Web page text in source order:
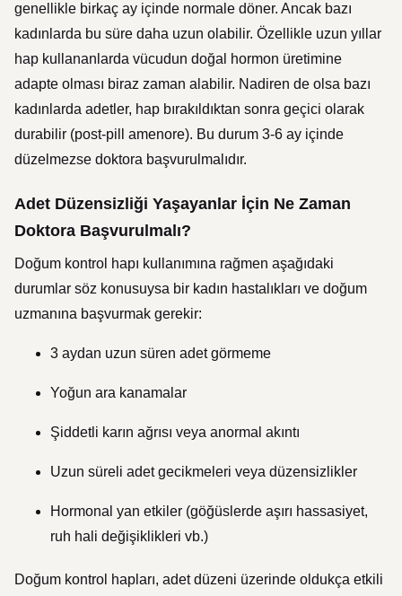
genellikle birkaç ay içinde normale döner. Ancak bazı
kadınlarda bu süre daha uzun olabilir. Özellikle uzun yıllar
hap kullananlarda vücudun doğal hormon üretimine
adapte olması biraz zaman alabilir. Nadiren de olsa bazı
kadınlarda adetler, hap bırakıldıktan sonra geçici olarak
durabilir (post-pill amenore). Bu durum 3-6 ay içinde
düzelmezse doktora başvurulmalıdır.
Adet Düzensizliği Yaşayanlar İçin Ne Zaman
Doktora Başvurulmalı?
Doğum kontrol hapı kullanımına rağmen aşağıdaki
durumlar söz konusuysa bir kadın hastalıkları ve doğum
uzmanına başvurmak gerekir:
3 aydan uzun süren adet görmeme
Yoğun ara kanamalar
Şiddetli karın ağrısı veya anormal akıntı
Uzun süreli adet gecikmeleri veya düzensizlikler
Hormonal yan etkiler (göğüslerde aşırı hassasiyet,
ruh hali değişiklikleri vb.)
Doğum kontrol hapları, adet düzeni üzerinde oldukça etkili